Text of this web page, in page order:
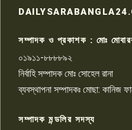
সম্পাদক ও প্রকাশক : মোঃ
০১৯১১-৮৮৮৮৯২
নির্বাহি সম্পাদক মোঃ সোহেল রানা
ব্যবস্থাপনা সম্পাদকঃ মোছা: কানিজ
সম্পাদক মন্ডলির সদস্য